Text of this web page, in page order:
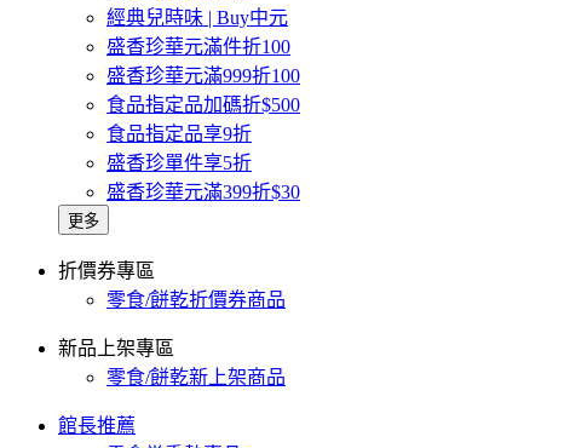
經典兒時味 | Buy中元
盛香珍華元滿件折100
盛香珍華元滿999折100
食品指定品加碼折$500
食品指定品享9折
盛香珍單件享5折
盛香珍華元滿399折$30
更多
折價券專區
零食/餅乾折價券商品
新品上架專區
零食/餅乾新上架商品
館長推薦